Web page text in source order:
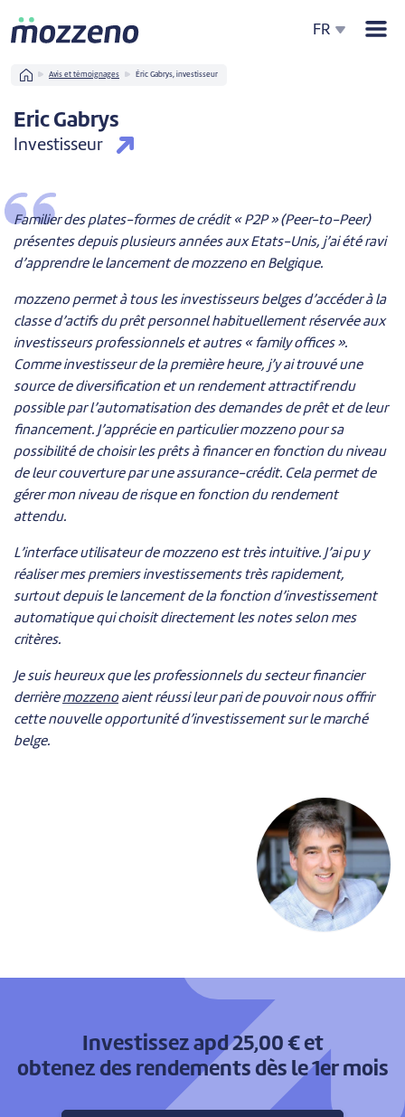
FR
Home
Avis et témoignages Éric Gabrys, investisseur
Eric Gabrys
Investisseur
Familier des plates-formes de crédit « P2P » (Peer-to-Peer)
présentes depuis plusieurs années aux Etats-Unis, j’ai été ravi
d’apprendre le lancement de mozzeno en Belgique.
mozzeno permet à tous les investisseurs belges d’accéder à la
classe d’actifs du prêt personnel habituellement réservée aux
investisseurs professionnels et autres « family offices ».
Comme investisseur de la première heure, j’y ai trouvé une
source de diversification et un rendement attractif rendu
possible par l’automatisation des demandes de prêt et de leur
financement. J’apprécie en particulier mozzeno pour sa
possibilité de choisir les prêts à financer en fonction du niveau
de leur couverture par une assurance-crédit. Cela permet de
gérer mon niveau de risque en fonction du rendement
attendu.
L’interface utilisateur de mozzeno est très intuitive. J’ai pu y
réaliser mes premiers investissements très rapidement,
surtout depuis le lancement de la fonction d’investissement
automatique qui choisit directement les notes selon mes
critères.
Je suis heureux que les professionnels du secteur financier
derrière mozzenoaient réussi leur pari de pouvoir nous offrir
cette nouvelle opportunité d’investissement sur le marché
belge.
Investissez apd 25,00 € et
obtenez des rendements dès le 1er mois